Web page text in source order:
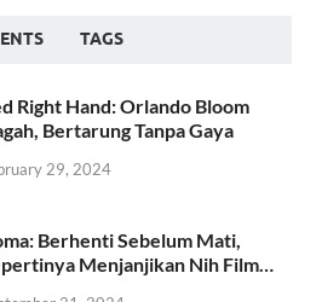
TAGS
Right Hand: Orlando Bloom
Bertarung Tanpa Gaya
29, 2024
Berhenti Sebelum Mati,
Menjanjikan Nih Film…